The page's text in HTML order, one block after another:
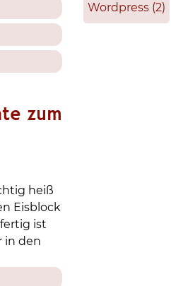
zum
heiß
Eisblock
ist
in den
Wordpress (2)